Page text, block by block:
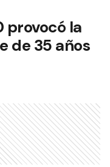
provocó la
de 35 años